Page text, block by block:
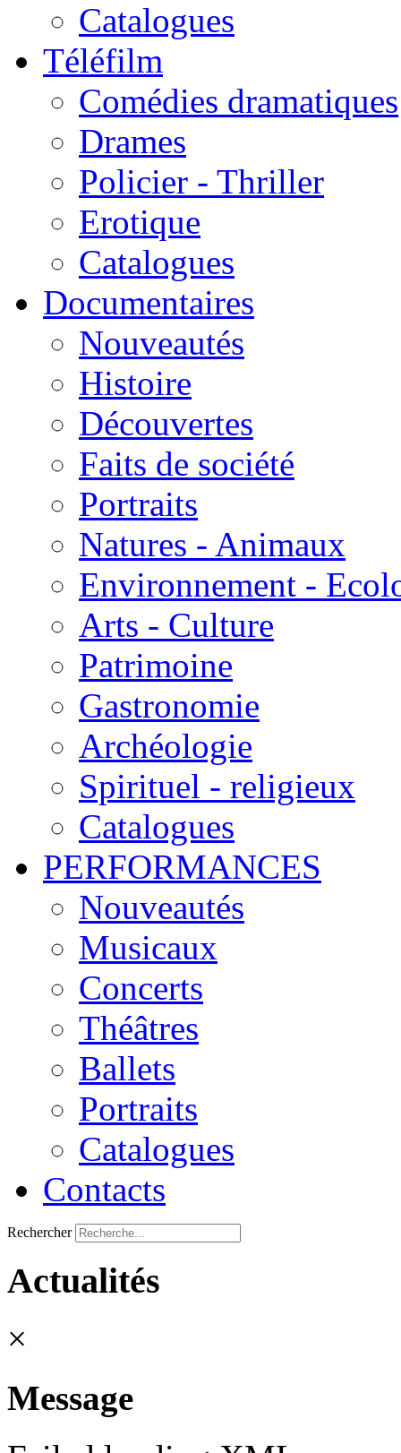
Catalogues
Téléfilm
Comédies dramatiques
Drames
Policier - Thriller
Erotique
Catalogues
Documentaires
Nouveautés
Histoire
Découvertes
Faits de société
Portraits
Natures - Animaux
Environnement -
Arts - Culture
Patrimoine
Gastronomie
Archéologie
Spirituel - religieux
Catalogues
PERFORMANCES
Nouveautés
Musicaux
Concerts
Théâtres
Ballets
Portraits
Catalogues
Contacts
Rechercher
Actualités
×
Message